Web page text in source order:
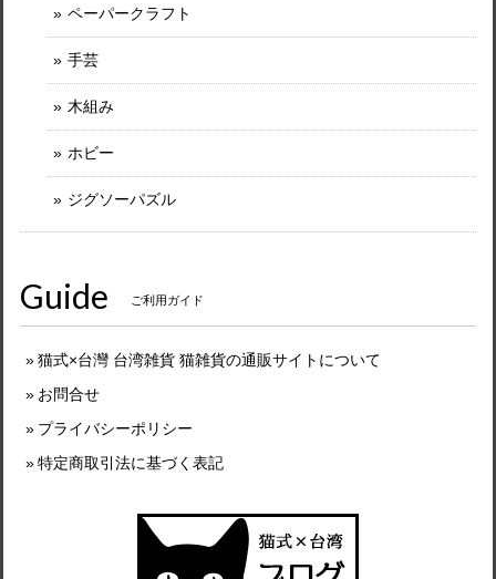
ペーパークラフト
手芸
木組み
ホビー
ジグソーパズル
Guide ご利用ガイド
猫式×台灣 台湾雑貨 猫雑貨の通販サイトについて
お問合せ
プライバシーポリシー
特定商取引法に基づく表記